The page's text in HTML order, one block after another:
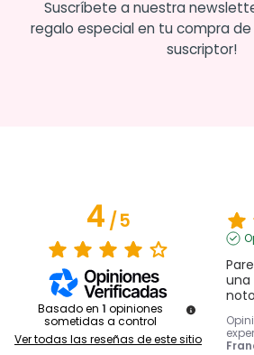
Suscríbete a nuestra
regalo especial en tu compra
suscriptor!
4/5
Basado en 1 opiniones
sometidas a control
Ver todas las reseñas de este sitio
una